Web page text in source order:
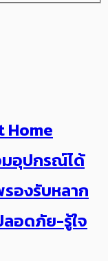
Home
มอุปกรณ์ได้
องรับหลาก
อดภัย-รู้ใจ